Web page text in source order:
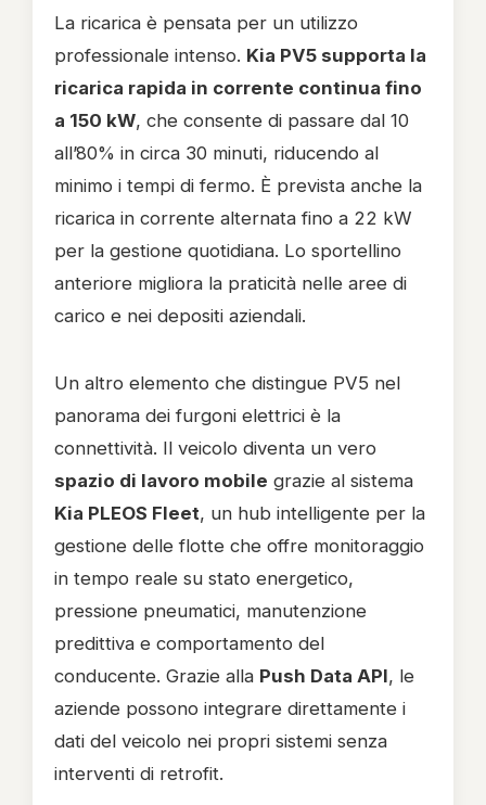
La ricarica è pensata per un utilizzo
professionale intenso. Kia PV5 supporta la
ricarica rapida in corrente continua fino
a 150 kW, che consente di passare dal 10
all’80% in circa 30 minuti, riducendo al
minimo i tempi di fermo. È prevista anche la
ricarica in corrente alternata fino a 22 kW
per la gestione quotidiana. Lo sportellino
anteriore migliora la praticità nelle aree di
carico e nei depositi aziendali.
Un altro elemento che distingue PV5 nel
panorama dei furgoni elettrici è la
connettività. Il veicolo diventa un vero
spazio di lavoro mobile grazie al sistema
Kia PLEOS Fleet, un hub intelligente per la
gestione delle flotte che offre monitoraggio
in tempo reale su stato energetico,
pressione pneumatici, manutenzione
predittiva e comportamento del
conducente. Grazie alla Push Data API, le
aziende possono integrare direttamente i
dati del veicolo nei propri sistemi senza
interventi di retrofit.